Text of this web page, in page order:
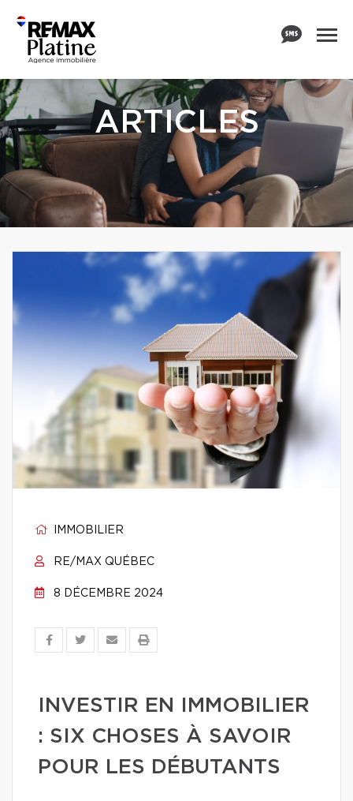
ARTICLES
IMMOBILIER
RE/MAX QUÉBEC
8 DÉCEMBRE 2024
INVESTIR EN IMMOBILIER
: SIX CHOSES À SAVOIR
POUR LES DÉBUTANTS